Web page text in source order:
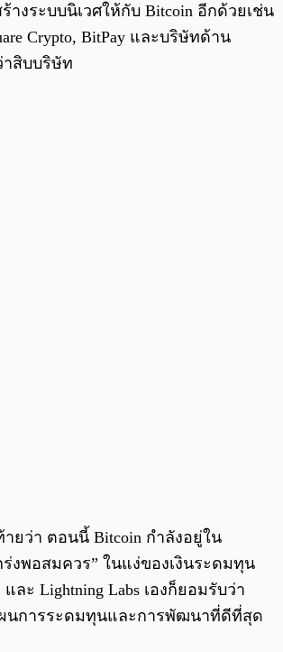
างระบบนิเวศให้กับ Bitcoin อีกด้วยเช่น
Crypto, BitPay และบริษัทด้าน
าสิบบริษัท
ยว่า ตอนนี้ Bitcoin กำลังอยู่ใน
งพอสมควร” ในแง่ของเงินระดมทุน
ะ Lightning Labs เองก็ยอมรับว่า
นการระดมทุนและการพัฒนาที่ดีที่สุด